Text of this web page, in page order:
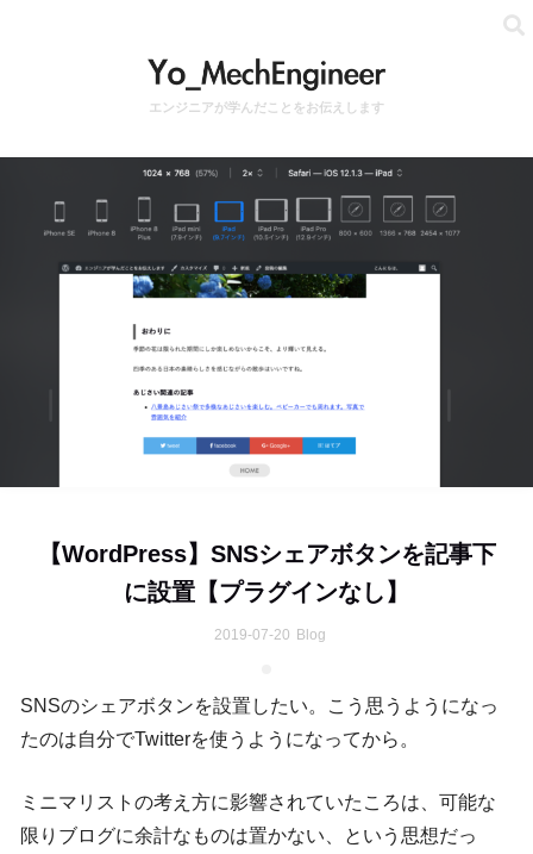
エンジニアが学んだことをお伝えします
【WordPress】SNSシェアボタンを記事下
に設置【プラグインなし】
2019-07-20 Blog
SNSのシェアボタンを設置したい。こう思うようになっ
たのは自分でTwitterを使うようになってから。
ミニマリストの考え方に影響されていたころは、可能な
限りブログに余計なものは置かない、という思想だっ